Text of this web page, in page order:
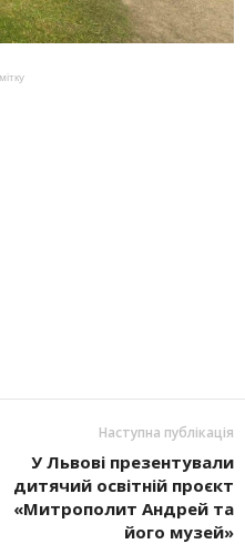
Наступна публікація
У Львові презентували
дитячий освітній проєкт
«Митрополит Андрей та
його музей»